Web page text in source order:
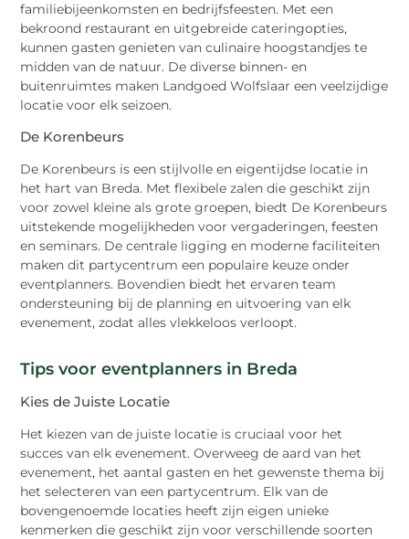
familiebijeenkomsten en bedrijfsfeesten. Met een
bekroond restaurant en uitgebreide cateringopties,
kunnen gasten genieten van culinaire hoogstandjes te
midden van de natuur. De diverse binnen- en
buitenruimtes maken Landgoed Wolfslaar een veelzijdige
locatie voor elk seizoen.
De Korenbeurs
De Korenbeurs is een stijlvolle en eigentijdse locatie in
het hart van Breda. Met flexibele zalen die geschikt zijn
voor zowel kleine als grote groepen, biedt De Korenbeurs
uitstekende mogelijkheden voor vergaderingen, feesten
en seminars. De centrale ligging en moderne faciliteiten
maken dit partycentrum een populaire keuze onder
eventplanners. Bovendien biedt het ervaren team
ondersteuning bij de planning en uitvoering van elk
evenement, zodat alles vlekkeloos verloopt.
Tips voor eventplanners in Breda
Kies de Juiste Locatie
Het kiezen van de juiste locatie is cruciaal voor het
succes van elk evenement. Overweeg de aard van het
evenement, het aantal gasten en het gewenste thema bij
het selecteren van een partycentrum. Elk van de
bovengenoemde locaties heeft zijn eigen unieke
kenmerken die geschikt zijn voor verschillende soorten